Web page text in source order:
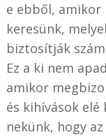
e ebből,
keresünk,
biztosítják
Ez a ki nem
amikor
és kihívások
nekünk, hogy